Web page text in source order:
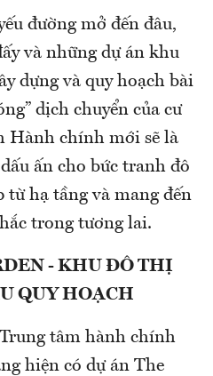
đường mở đến đâu,
và những dự án khu
dựng và quy hoạch bài
dịch chuyển của cư
Hành chính mới sẽ là
ấn cho bức tranh đô
hạ tầng và mang đến
trong tương lai.
- KHU ĐÔ THỊ
QUY HOẠCH
tâm hành chính
hiện có dự án The